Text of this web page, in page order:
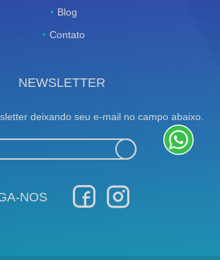
Blog
Contato
NEWSLETTER
deixando seu e-mail no campo abaixo.
NOS